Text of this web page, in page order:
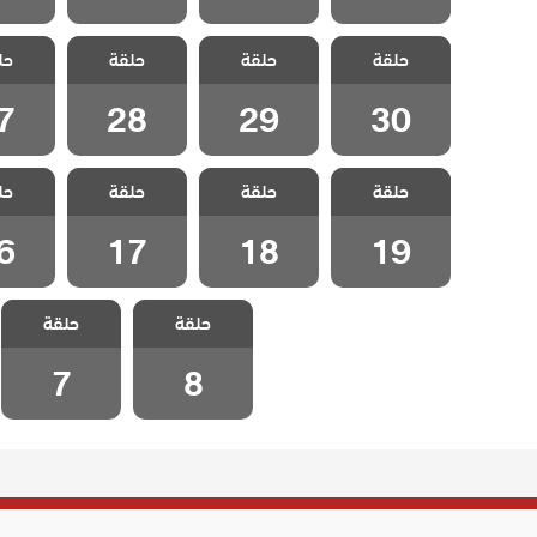
مسلسل لتأتي
الحياة كما تشاء
الحلقة 30
حلقة
30
مسلسل لتأتي
الحياة كما تشاء
الحلقة 29
حلقة
29
مسلسل لتأتي
الحياة كما تشاء
الحلقة 28
حلقة
28
مسلسل لتأتي
الحياة كما تشاء
الحلقة 19
حلقة
19
مسلسل لتأتي
الحياة كما تشاء
الحلقة 18
حلقة
18
مسلسل لتأتي
الحياة كما تشاء
الحلقة 17
حلقة
17
مسلسل لتأتي
الحياة كما تشاء
الحلقة 8
حلقة
8
مسلسل لتأتي
الحياة كما تشاء
الحلقة 7
حلقة
7